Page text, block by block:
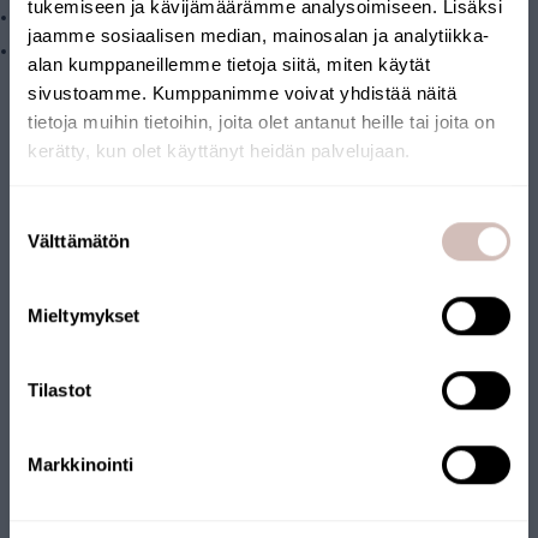
tukemiseen ja kävijämäärämme analysoimiseen. Lisäksi
jaamme sosiaalisen median, mainosalan ja analytiikka-
alan kumppaneillemme tietoja siitä, miten käytät
sivustoamme. Kumppanimme voivat yhdistää näitä
tietoja muihin tietoihin, joita olet antanut heille tai joita on
kerätty, kun olet käyttänyt heidän palvelujaan.
valinta
Välttämätön
Mieltymykset
Tilastot
Markkinointi
Konstant matningstryck, 2–10 bar.
Vattenförsörjning till renaren. Installerad i vattenledningen
efter membrantrycktanken eller membranpumpen.
Vinterförvaring
På vintern, om temperaturen sjunker under 2 °C, stängs
Leveransland